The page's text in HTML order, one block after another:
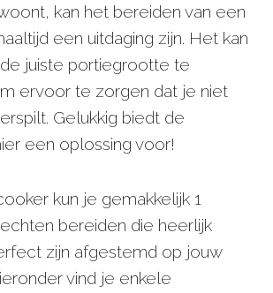
kan het bereiden van een
een uitdaging zijn. Het kan
juiste portiegrootte te
ervoor te zorgen dat je niet
Gelukkig biedt de
een oplossing voor!
kun je gemakkelijk 1
bereiden die heerlijk
zijn afgestemd op jouw
vind je enkele